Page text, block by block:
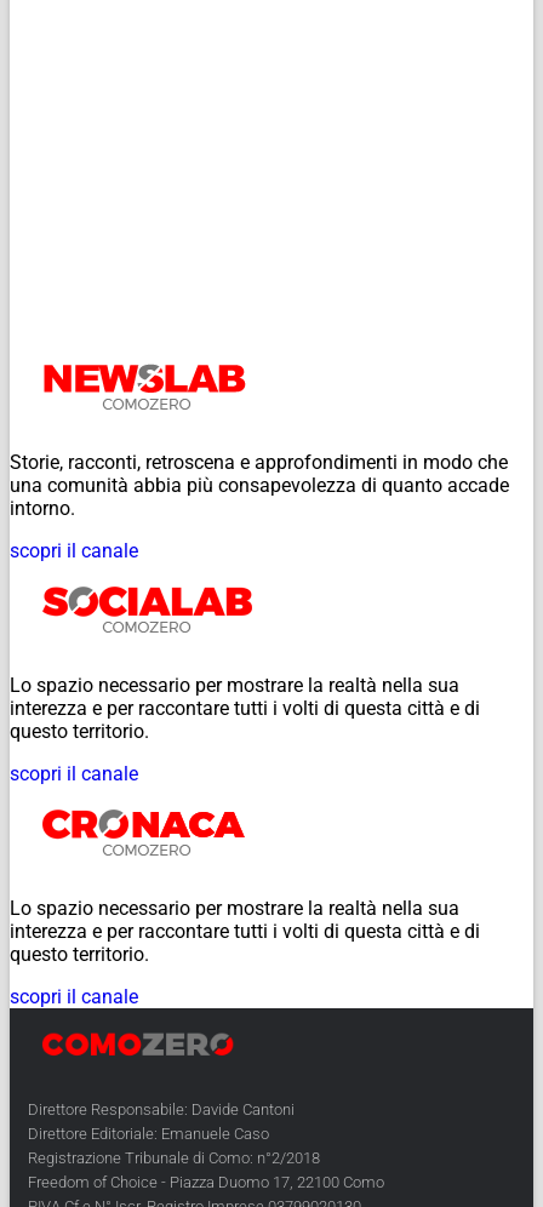
Storie, racconti, retroscena e approfondimenti in modo che
una comunità abbia più consapevolezza di quanto accade
intorno.
scopri il canale
Lo spazio necessario per mostrare la realtà nella sua
interezza e per raccontare tutti i volti di questa città e di
questo territorio.
scopri il canale
Lo spazio necessario per mostrare la realtà nella sua
interezza e per raccontare tutti i volti di questa città e di
questo territorio.
scopri il canale
Direttore Responsabile: Davide Cantoni
Direttore Editoriale: Emanuele Caso
Registrazione Tribunale di Como: n°2/2018
Freedom of Choice - Piazza Duomo 17, 22100 Como